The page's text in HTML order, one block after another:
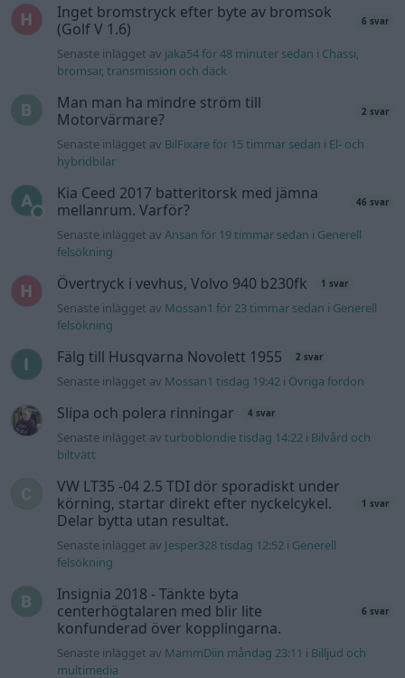
Inget bromstryck efter byte av bromsok
(Golf V 1.6)
6 svar
Senaste inlägget av jaka54 för 48 minuter sedan i Chassi,
bromsar, transmission och däck
Man man ha mindre ström till
Motorvärmare?
2 svar
Senaste inlägget av BilFixare för 15 timmar sedan i El- och
hybridbilar
Kia Ceed 2017 batteritorsk med jämna
mellanrum. Varför?
46 svar
Senaste inlägget avAnsan för 19 timmar sedan i Generell
felsökning
Övertryck i vevhus, Volvo 940 b230fk 1 svar
Senaste inlägget av Mossan1 för 23 timmar sedan i Generell
felsökning
Fälg till Husqvarna Novolett 1955 2 svar
Senaste inlägget av Mossan1 tisdag 19:42 i Övriga fordon
Slipa och polera rinningar 4 svar
Senaste inlägget avturboblondie tisdag 14:22 i Bilvård och
biltvätt
VW LT35 -04 2.5 TDI dör sporadiskt under
körning, startar direkt efter nyckelcykel.
Delar bytta utan resultat.
1 svar
Senaste inlägget av Jesper328 tisdag 12:52 i Generell
felsökning
Insignia 2018 - Tänkte byta
centerhögtalaren med blir lite
konfunderad över kopplingarna.
6 svar
Senaste inlägget av MammDiin måndag 23:11 i Billjud och
multimedia